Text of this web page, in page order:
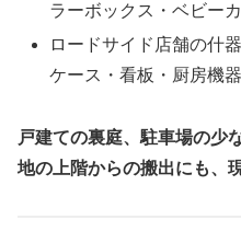
ラーボックス・ベビー
ロードサイド店舗の什
ケース・看板・厨房機器
戸建ての裏庭、駐車場の少
地の上階からの搬出にも、